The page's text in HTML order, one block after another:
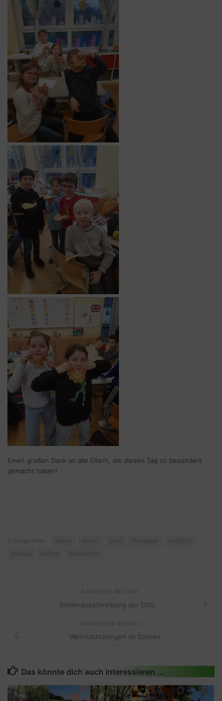
Einen großen Dank an alle Eltern, die diesen Tag so besonders
gemacht haben!
Schlagwörter: backen Homepage
Nikolaus
Stellenausschreibung der OGS
VORHERIGER BEITRAG
Weihnachtssingen im Schnee
Das könnte dich auch interessieren …